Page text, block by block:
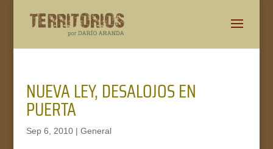
NUEVA LEY, DESALOJOS EN
PUERTA
Sep 6, 2010| General